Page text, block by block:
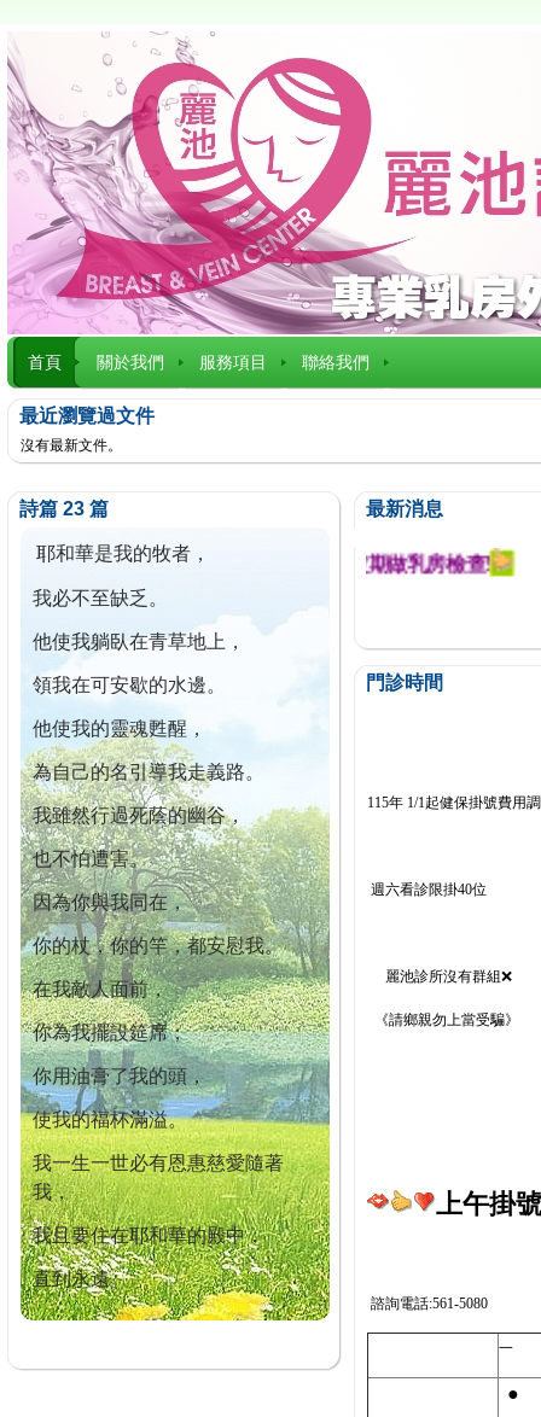
首頁 關於我們 服務項目 聯絡我們
最近瀏覽過文件
沒有最新文件。
詩篇 23 篇
耶和華是我的牧者，
我必不至缺乏。
他使我躺臥在青草地上，
領我在可安歇的水邊。
他使我的靈魂甦醒，
為自己的名引導我走義路。
我雖然行過死蔭的幽谷，
也不怕遭害。
因為你與我同在，
你的杖，你的竿，都安慰我。
在我敵人面前，
你為我擺設筵席；
你用油膏了我的頭，
使我的福杯滿溢。
我一生一世必有恩惠慈愛隨著
我，
我且要住在耶和華的殿中，
直到永遠。
最新消息
今已篩檢出1700位乳癌患者,提醒您定期做乳房檢查!
門診時間
115年 1/1起健保掛號費用
週六看診限掛40位
麗池診所沒有群組❌
《請鄉親勿上當受騙》
上午掛
諮詢電話:561-5080
一
●